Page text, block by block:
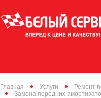
Главная Услуги
Ремонт
Замена передних